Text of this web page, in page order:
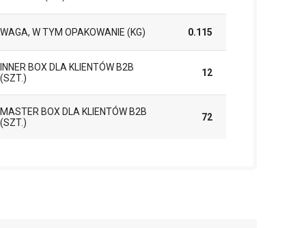
WAGA, W TYM OPAKOWANIE (KG) 0.115
INNER BOX DLA KLIENTÓW B2B
(SZT.)
12
MASTER BOX DLA KLIENTÓW B2B
(SZT.)
72